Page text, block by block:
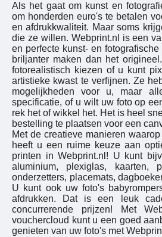
Als het gaat om kunst en
om honderden euro's te betalen
en afdrukkwaliteit. Maar soms
die ze willen. Webprint.nl is een
en perfecte kunst- en
briljanter maken dan het
fotorealistisch kiezen of u kunt
artistieke kwast te verfijnen. Ze
mogelijkheden voor u, maar
specificatie, of u wilt uw foto op
rek het of wikkel het. Het is heel
bestelling te plaatsen voor een
Met de creatieve manieren
heeft u een ruime keuze aan
printen in Webprint.nl! U kunt
aluminium, plexiglas, kaarten,
onderzetters, placemats,
U kunt ook uw foto's
afdrukken. Dat is een leuk
concurrerende prijzen! Met
vouchercloud kunt u een goed
genieten van uw foto's met